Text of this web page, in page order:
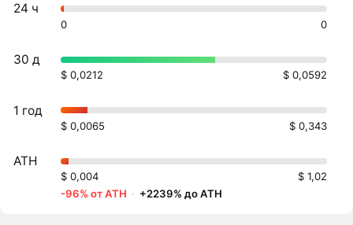
24 ч
0 0
30 д
$ 0,0212 $ 0,0592
1 год
$ 0,0065 $ 0,343
ATH
$ 0,004
$ 1,02
-96% от ATH · +2239% до ATH